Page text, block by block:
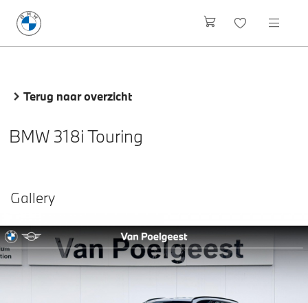
Terug naar overzicht
BMW 318i Touring
Gallery